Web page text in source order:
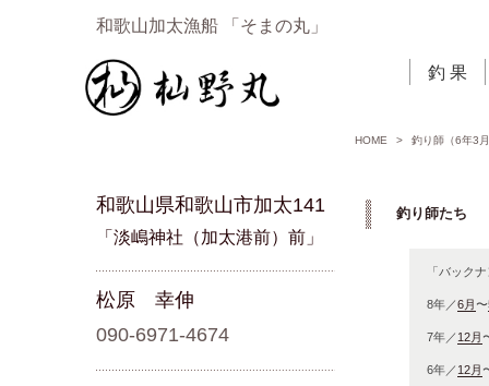
和歌山加太漁船 「そまの丸」
釣 果
HOME > 釣り師（6年3
釣り師たち
「バック
8年／6月 〜
7年／ 12月
6年／ 12月
和歌山県和歌山市加太141
「淡嶋神社（加太港前）前」
松原 幸伸
090-6971-4674